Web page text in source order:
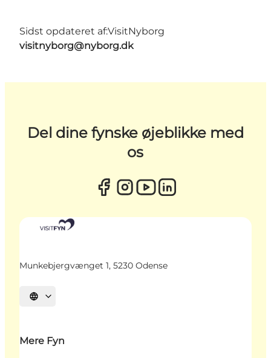
Sidst opdateret af:VisitNyborg
visitnyborg@nyborg.dk
Del dine fynske øjeblikke med
os
Munkebjergvænget 1, 5230 Odense
Vælg sprog
Mere Fyn